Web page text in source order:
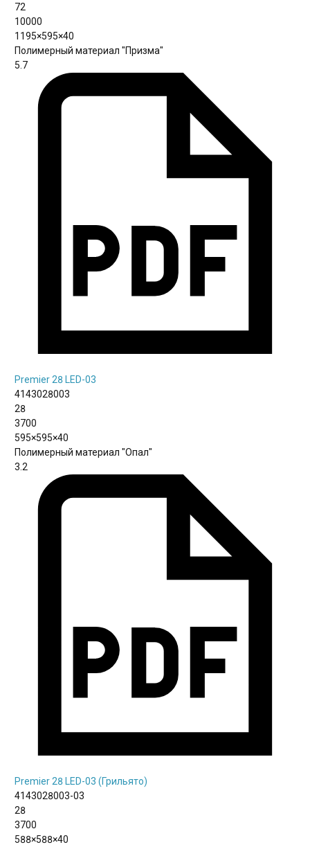
72
10000
1195×595×40
Полимерный материал "Призма"
5.7
Premier 28 LED-03
4143028003
28
3700
595×595×40
Полимерный материал "Опал"
3.2
Premier 28 LED-03 (Грильято)
4143028003-03
28
3700
588×588×40